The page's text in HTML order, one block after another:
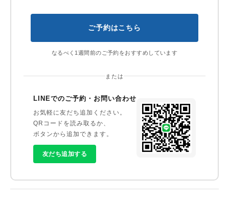
ご予約はこちら
なるべく1週間前のご予約をおすすめしています
または
LINEでのご予約・お問い合わせ
お気軽に友だち追加ください。
QRコードを読み取るか、
ボタンから追加できます。
友だち追加する